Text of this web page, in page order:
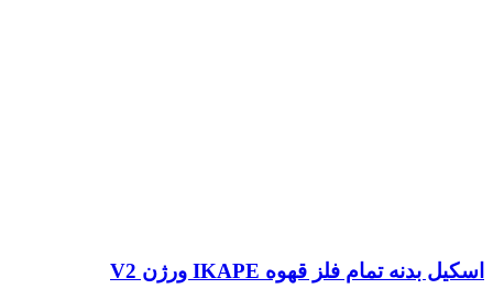
اسکیل بدنه تمام فلز قهوه IKAPE ورژن V2